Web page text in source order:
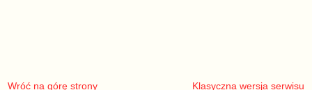
Wróć na górę strony Klasyczna wersja serwisu